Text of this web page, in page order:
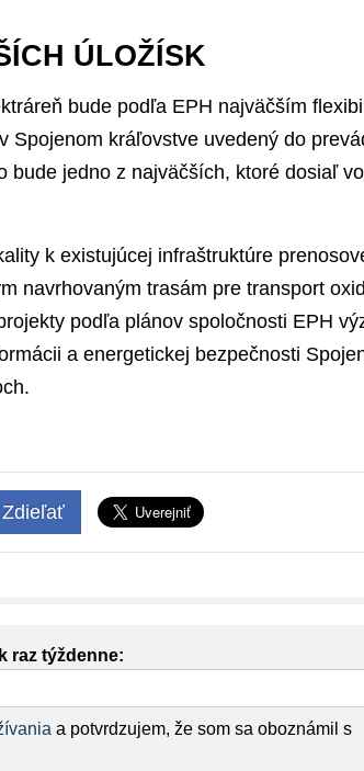
ÚLOŽÍSK
bude podľa EPH najväčším
Spojenom kráľovstve uvedený do
bude jedno z najväčších, ktoré dosiaľ
k existujúcej infraštruktúre
navrhovaným trasám pre transport
podľa plánov spoločnosti EPH
a energetickej bezpečnosti
Zdieľať
raz týždenne:
a potvrdzujem, že som sa oboznámil s